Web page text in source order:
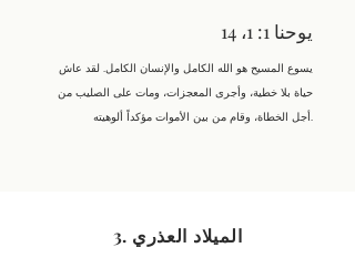
يوحنا 1: 1، 14
يسوع المسيح هو الله الكامل والإنسان الكامل. لقد عاش
حياة بلا خطية، وأجرى المعجزات، ومات على الصليب من
أجل الخطاة، وقام من بين الأموات مؤكداً ألوهيته.
3. الميلاد العذري